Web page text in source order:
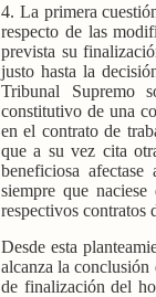
4. La primera
respecto de las
prevista su
justo hasta la
Tribunal Supremo
constitutivo de una
en el contrato de
que a su vez cita
beneficiosa
siempre que
respectivos contratos
Desde esta
alcanza la
de finalización del